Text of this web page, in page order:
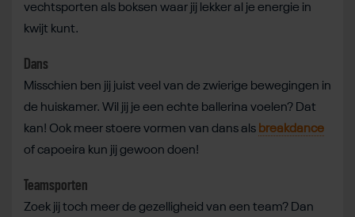
vechtsporten als boksen waar jij lekker al je energie in
kwijt kunt.
Dans
Misschien ben jij juist veel van de zwierige bewegingen in
de huiskamer. Wil jij je een echte ballerina voelen? Dat
kan! Ook meer stoere vormen van dans als breakdance
of capoeira kun jij gewoon doen!
Teamsporten
Zoek jij toch meer de gezelligheid van een team? Dan